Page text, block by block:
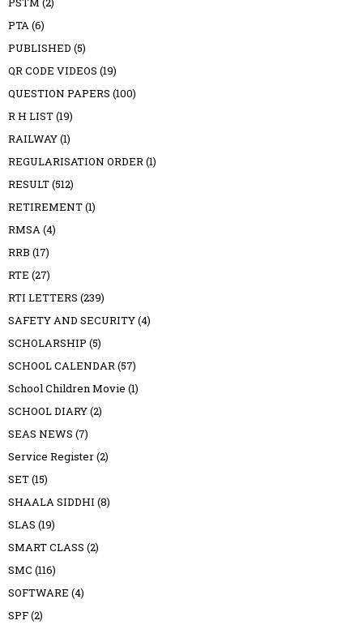
PTA(6)
PUBLISHED (5)
QR CODE VIDEOS (19)
QUESTION PAPERS (100)
R H LIST(19)
RAILWAY(1)
REGULARISATION ORDER(1)
RESULT(512)
RETIREMENT(1)
RMSA(4)
RRB (17)
RTE (27)
RTI LETTERS (239)
SAFETY AND SECURITY(4)
SCHOLARSHIP (5)
SCHOOL CALENDAR(57)
School Children Movie (1)
SCHOOL DIARY(2)
SEAS NEWS (7)
Service Register(2)
SET(15)
SHAALA SIDDHI (8)
SLAS (19)
SMART CLASS (2)
SMC (116)
SOFTWARE (4)
SPF(2)